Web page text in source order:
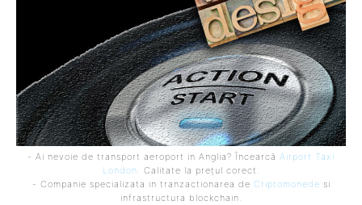
- Ai nevoie de transport aeroport in Anglia? Încearcă Airport Taxi
London. Calitate la prețul corect.
- Companie specializata in tranzactionarea de Criptomonede si
infrastructura blockchain.